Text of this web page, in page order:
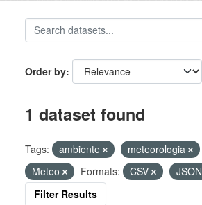
Order by
1 dataset found
Tags: ambiente meteorologia
Meteo
Formats: CSV
JSON
Filter Results